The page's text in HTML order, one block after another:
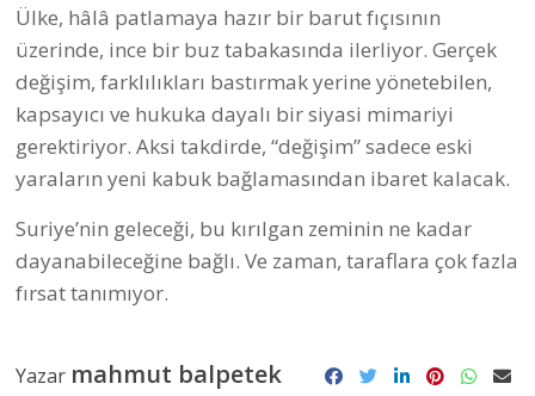
Ülke, hâlâ patlamaya hazır bir barut fıçısının
üzerinde, ince bir buz tabakasında ilerliyor. Gerçek
değişim, farklılıkları bastırmak yerine yönetebilen,
kapsayıcı ve hukuka dayalı bir siyasi mimariyi
gerektiriyor. Aksi takdirde, “değişim” sadece eski
yaraların yeni kabuk bağlamasından ibaret kalacak.
Suriye’nin geleceği, bu kırılgan zeminin ne kadar
dayanabileceğine bağlı. Ve zaman, taraflara çok fazla
fırsat tanımıyor.
Yazar mahmut balpetek